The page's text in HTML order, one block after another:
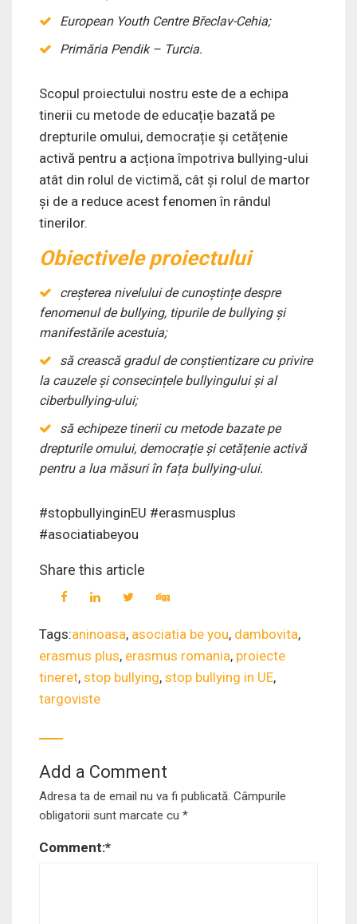
European Youth Centre Břeclav-Cehia;
Primăria Pendik – Turcia.
Scopul proiectului nostru este de a echipa
tinerii cu metode de educație bazată pe
drepturile omului, democrație și cetățenie
activă pentru a acționa împotriva bullying-ului
atât din rolul de victimă, cât și rolul de martor
și de a reduce acest fenomen în rândul
tinerilor.
Obiectivele proiectului
creșterea nivelului de cunoștințe despre
fenomenul de bullying, tipurile de bullying și
manifestările acestuia;
să crească gradul de conștientizare cu privire
la cauzele și consecințele bullyingului și al
ciberbullying-ului;
să echipeze tinerii cu metode bazate pe
drepturile omului, democrație și cetățenie activă
pentru a lua măsuri în fața bullying-ului.
#stopbullyinginEU #erasmusplus
#asociatiabeyou
Share this article
Tags:aninoasa, asociatia be you, dambovita,
erasmus plus, erasmus romania, proiecte
tineret, stop bullying, stop bullying in UE,
targoviste
Add a Comment
Adresa ta de email nu va fi publicată. Câmpurile
obligatorii sunt marcate cu *
Comment:*